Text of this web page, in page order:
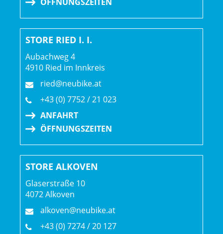
350 W Maximalleistung
Motorposition: Tretlager
Display: TQ LED-Farbdisplay mit Bluetooth- & ANT+-
Konnektivität
Displayposition: Lenker (zentral)
Walkassist: Ja
STORE RIED I. I.
Aubachweg 4
4910 Ried im Innkreis
ried@neubike.at
+43 (0) 7752 / 21 023
ANFAHRT
ÖFFNUNGSZEITEN
STORE ALKOVEN
Glaserstraße 10
4072 Alkoven
alkoven@neubike.at
+43 (0) 7274 / 20 127